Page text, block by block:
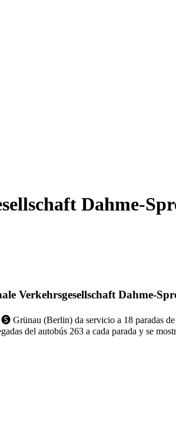
Dahme-
Verkehrsgesellschaft Dahme-
Grünau (Berlin) da servicio a 18 paradas
del autobús 263 a cada parada y se